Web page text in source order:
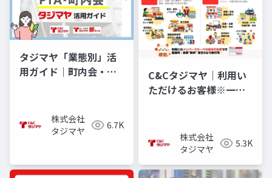
タジマヤ「業態別」活
用ガイド｜町内会・
株式会社
タジマヤ
6.7K
C&Cタジマヤ｜利用い
ただけるお客様※一般
株式会社
タジマヤ
5.3K